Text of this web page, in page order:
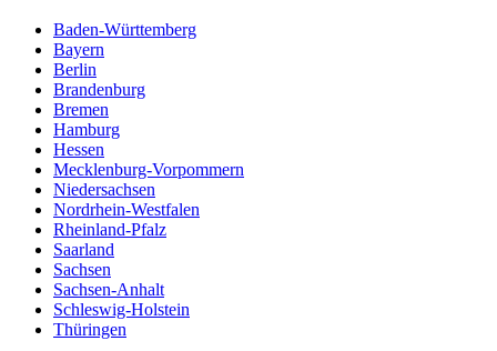
Baden-Württemberg
Bayern
Berlin
Brandenburg
Bremen
Hamburg
Hessen
Mecklenburg-Vorpommern
Niedersachsen
Nordrhein-Westfalen
Rheinland-Pfalz
Saarland
Sachsen
Sachsen-Anhalt
Schleswig-Holstein
Thüringen